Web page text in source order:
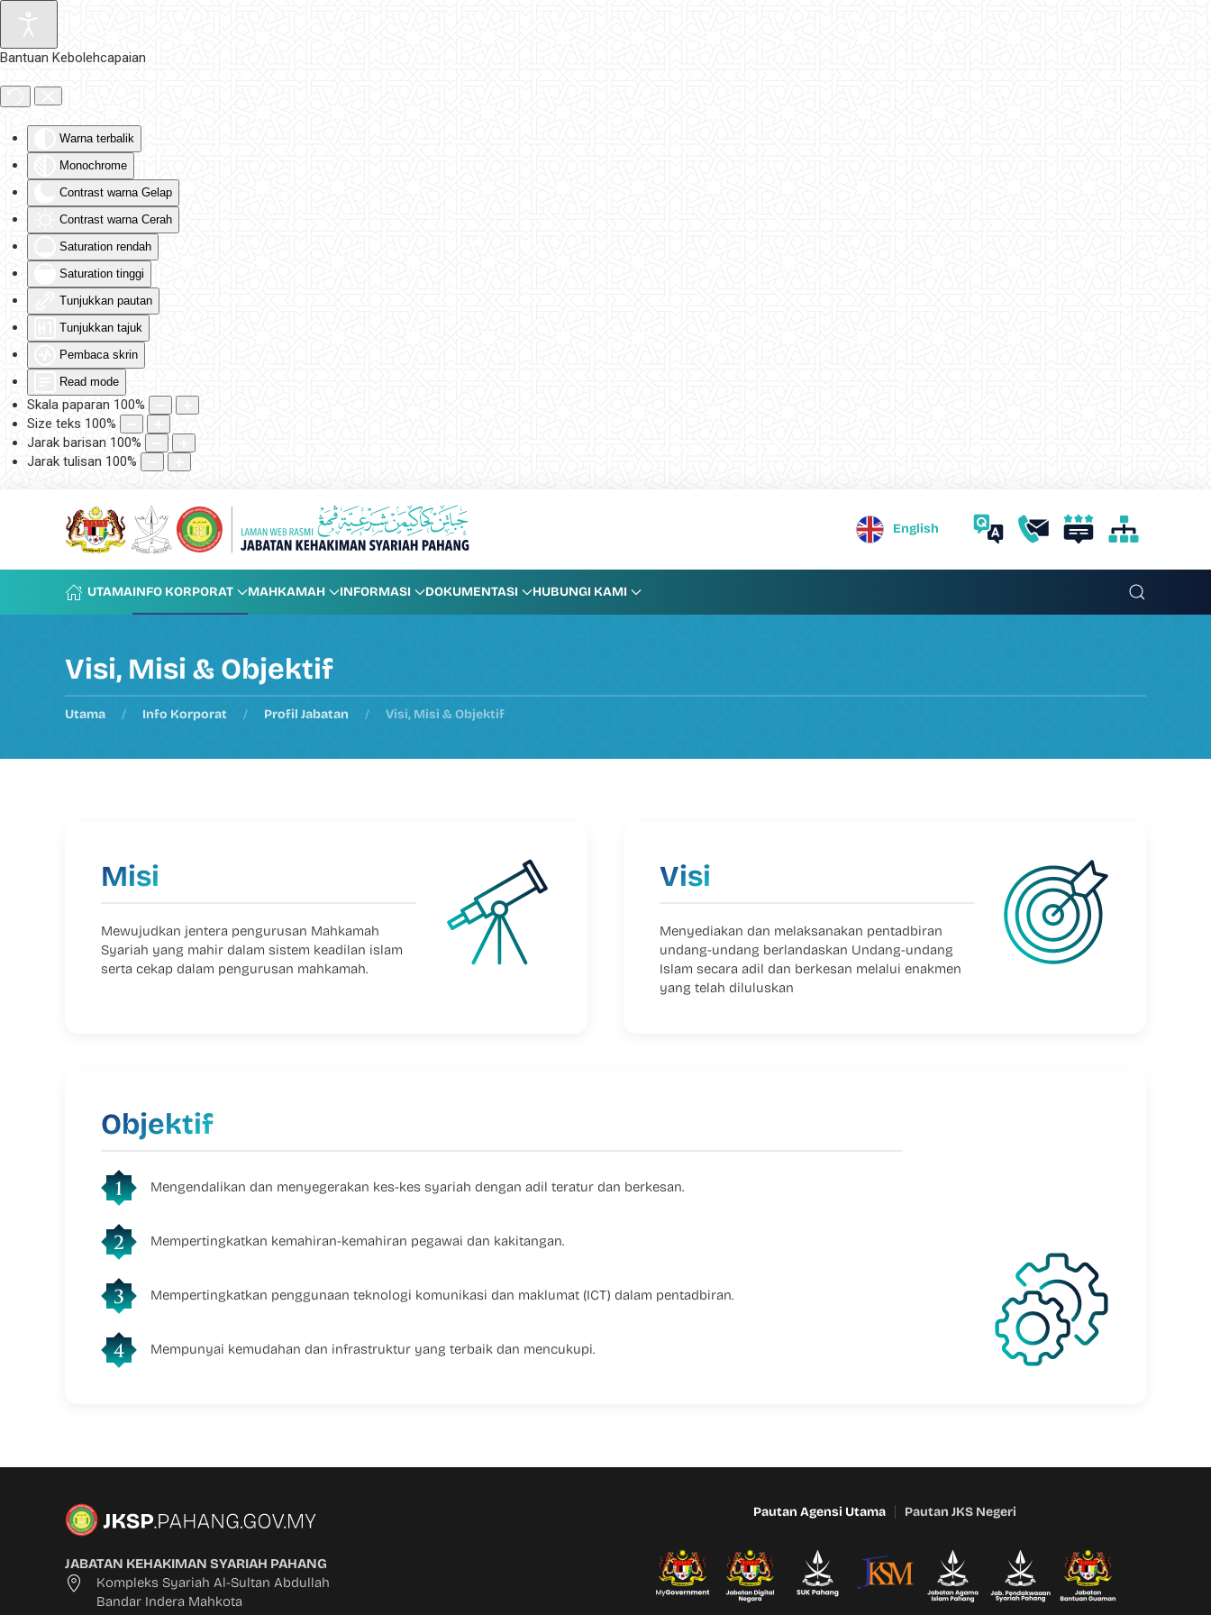
Bantuan Kebolehcapaian
Warna terbalik
Monochrome
Contrast warna Gelap
Contrast warna Cerah
Saturation rendah
Saturation tinggi
Tunjukkan pautan
Tunjukkan tajuk
Pembaca skrin
Read mode
Skala paparan 100%
Size teks 100%
Jarak barisan 100%
Jarak tulisan 100%
Skip to main content
English
UTAMAINFO KORPORAT MAHKAMAH INFORMASI DOKUMENTASI HUBUNGI KAMI
Visi, Misi & Objektif
Utama Info Korporat Profil Jabatan Visi, Misi & Objektif
Misi
Mewujudkan jentera pengurusan Mahkamah
Syariah yang mahir dalam sistem keadilan islam
serta cekap dalam pengurusan mahkamah.
Visi
Menyediakan dan melaksanakan pentadbiran
undang-undang berlandaskan Undang-undang
Islam secara adil dan berkesan melalui enakmen
yang telah diluluskan
Objektif
Mengendalikan dan menyegerakan kes-kes syariah dengan adil teratur dan berkesan.
Mempertingkatkan kemahiran-kemahiran pegawai dan kakitangan.
Mempertingkatkan penggunaan teknologi komunikasi dan maklumat (ICT) dalam pentadbiran.
Mempunyai kemudahan dan infrastruktur yang terbaik dan mencukupi.
JABATAN KEHAKIMAN SYARIAH PAHANG
Kompleks Syariah Al-Sultan Abdullah
Bandar Indera Mahkota
Pautan Agensi Utama Pautan JKS Negeri